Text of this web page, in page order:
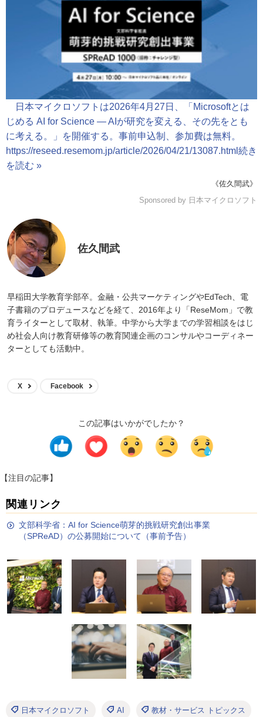
日本マイクロソフトは2026年4月27日、「Microsoftとは
じめる AI for Science ― AIが研究を変える、その先をとも
に考える。」を開催する。事前申込制、参加費は無料。
https://reseed.resemom.jp/article/2026/04/21/13087.html 続き
を読む »
《佐久間武》
Sponsored by 日本マイクロソフト
佐久間武
早稲田大学教育学部卒。金融・公共マーケティングやEdTech、電
子書籍のプロデュースなどを経て、2016年より「ReseMom」で教
育ライターとして取材、執筆。中学から大学までの学習相談をはじ
め社会人向け教育研修等の教育関連企画のコンサルやコーディネー
ターとしても活動中。
X Facebook
この記事はいかがでしたか？
【注目の記事】
関連リンク
文部科学省：AI for Science萌芽的挑戦研究創出事業
（SPReAD）の公募開始について（事前予告）
日本マイクロソフト AI 教材・サービス トピックス